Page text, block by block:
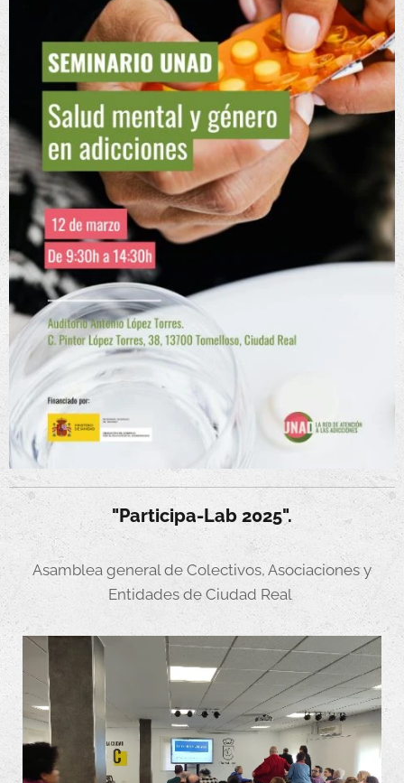
"Participa-Lab 2025".
Asamblea general de Colectivos, Asociaciones y
Entidades de Ciudad Real